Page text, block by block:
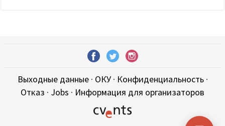
Выходные данные· ОКУ· Конфиденциальность·
Отказ · Jobs · Информация для организаторов